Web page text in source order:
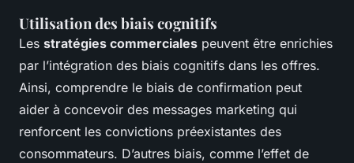
Utilisation des biais cognitifs
Les stratégies commerciales peuvent être enrichies
par l’intégration des biais cognitifs dans les offres.
Ainsi, comprendre le biais de confirmation peut
aider à concevoir des messages marketing qui
renforcent les convictions préexistantes des
consommateurs. D’autres biais, comme l’effet de